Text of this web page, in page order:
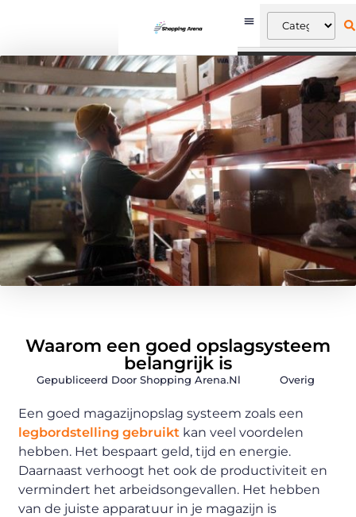
Waarom een goed opslagsysteem
belangrijk is
Gepubliceerd Door Shopping Arena.nl Overig
Een goed magazijnopslag systeem zoals een
legbordstelling gebruikt kan veel voordelen
hebben. Het bespaart geld, tijd en energie.
Daarnaast verhoogt het ook de productiviteit en
vermindert het arbeidsongevallen. Het hebben
van de juiste apparatuur in je magazijn is